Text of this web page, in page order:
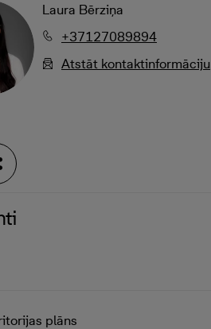
Laura Bērziņa
+37127089894
Atstāt kontaktinformāciju
plāns